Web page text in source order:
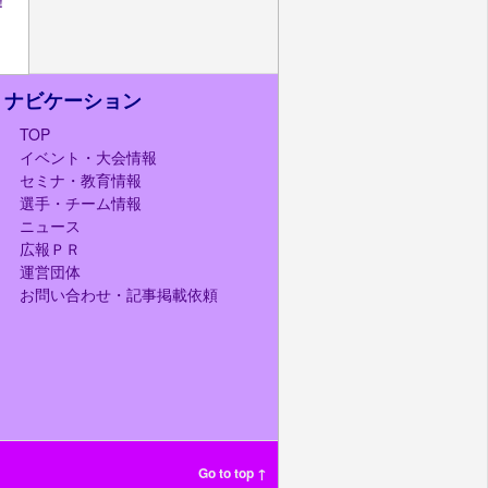
ナビケーション
TOP
イベント・大会情報
セミナ・教育情報
選手・チーム情報
ニュース
広報ＰＲ
運営団体
お問い合わせ・記事掲載依頼
Go to top ↑